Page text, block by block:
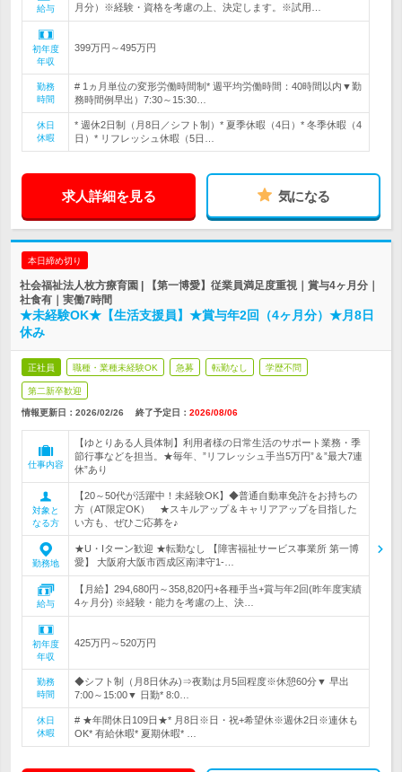
給与
月分）※経験・資格を考慮の上、決定します。※試用…
初年度
年収
399万円～495万円
勤務
時間
# 1ヵ月単位の変形労働時間制* 週平均労働時間：40時間以内▼勤
務時間例早出）7:30～15:30…
休日
休暇
* 週休2日制（月8日／シフト制）* 夏季休暇（4日）* 冬季休暇（4
日）* リフレッシュ休暇（5日…
求人詳細を見る 気になる
本日締め切り
社会福祉法人枚方療育園 | 【第一博愛】従業員満足度重視｜賞与4ヶ月分｜
社食有｜実働7時間
★未経験OK★【生活支援員】★賞与年2回（4ヶ月分）★月8日
休み
正社員 職種・業種未経験OK 急募 転勤なし 学歴不問
第二新卒歓迎
情報更新日：2026/02/26 終了予定日： 2026/08/06
仕事内容
【ゆとりある人員体制】利用者様の日常生活のサポート業務・季
節行事などを担当。★毎年、”リフレッシュ手当5万円”＆”最大7連
休”あり
対象と
なる方
【20～50代が活躍中！未経験OK】◆普通自動車免許をお持ちの
方（AT限定OK） ★スキルアップ＆キャリアアップを目指した
い方も、ぜひご応募を♪
勤務地
★U・Iターン歓迎 ★転勤なし 【障害福祉サービス事業所 第一博
愛】 大阪府大阪市西成区南津守1-…
給与
【月給】294,680円～358,820円+各種手当+賞与年2回(昨年度実績
4ヶ月分) ※経験・能力を考慮の上、決…
初年度
年収
425万円～520万円
勤務
時間
◆シフト制（月8日休み)⇒夜勤は月5回程度※休憩60分▼ 早出
7:00～15:00▼ 日勤* 8:0…
休日
休暇
# ★年間休日109日★* 月8日※日・祝+希望休※週休2日※連休も
OK* 有給休暇* 夏期休暇* …